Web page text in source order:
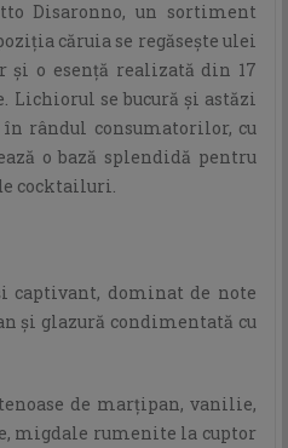
Disaronno, un sortiment
căruia se regăseşte ulei
şi o esenţă realizată din 17
Lichiorul se bucură şi astăzi
rândul consumatorilor, cu
o bază splendidă pentru
cocktailuri.
captivant, dominat de note
şi glazură condimentată cu
de marţipan, vanilie,
migdale rumenite la cuptor